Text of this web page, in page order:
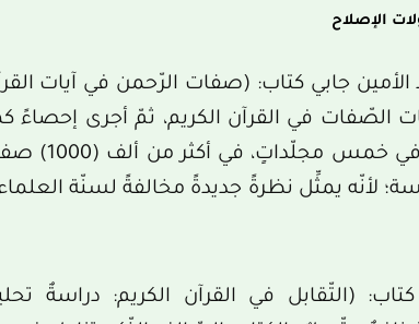
الإصلاح
جابي كتاب: (صفات الرّحمن في آيات
الصّفات في القرآن الكريم، ثمّ أجرى إحصاءً
تأليفه عام
لأنّه يمثِّل نظرةً جديدةً مخالفةً لسنّة
(التّقابل في القرآن الكريم: دراسةٌ